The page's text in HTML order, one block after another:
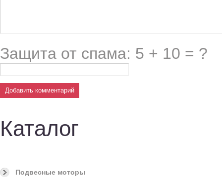
Защита от спама: 5 + 10 = ?
Каталог
Подвесные моторы